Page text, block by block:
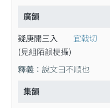
廣韻
疑庚開三入
(見組陌韻梗攝)
宜戟切
釋義： 說文曰不順也
集韻